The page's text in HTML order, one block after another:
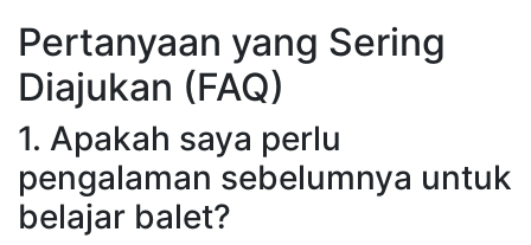
Pertanyaan yang Sering
Diajukan (FAQ)
1. Apakah saya perlu
pengalaman sebelumnya untuk
belajar balet?